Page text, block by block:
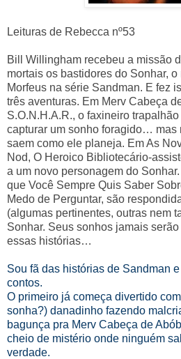
Leituras de Rebecca nº53
Bill Willingham recebeu a missão
mortais os bastidores do Sonhar,
Morfeus na série Sandman. E fez
três aventuras. Em Merv Cabeça
S.O.N.H.A.R., o faxineiro
capturar um sonho foragido… mas
saem como ele planeja. Em As
Nod, O Heroico Bibliotecário-
a um novo personagem do
que Você Sempre Quis Saber
Medo de Perguntar, são
(algumas pertinentes, outras nem
Sonhar. Seus sonhos jamais
essas histórias…
Sou fã das histórias de Sandman
contos.
O primeiro já começa divertido
sonha?) danadinho fazendo
bagunça pra Merv Cabeça de
cheio de mistério onde ninguém
verdade.